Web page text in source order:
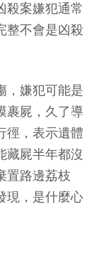
殺案嫌犯通常
整不會是凶殺
，嫌犯可能是
裹屍，久了導
徑，表示遺體
藏屍半年都沒
置路邊荔枝
現，是什麼心